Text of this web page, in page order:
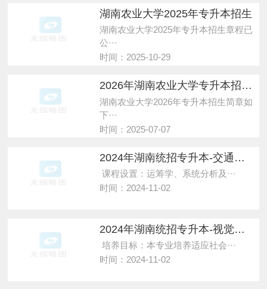
湖南农业大学2025年专升本招生
湖南农业大学2025年专升本招生章程已
公···
时间：2025-10-29
2026年湖南农业大学专升本招生简章
湖南农业大学2026年专升本招生简章如
下···
时间：2025-07-07
2024年湖南统招专升本-交通运输-中南大学
课程设置：运筹学、系统分析及···
时间：2024-11-02
2024年湖南统招专升本-视觉传达设计-中南大学
培养目标：本专业培养适应社会···
时间：2024-11-02